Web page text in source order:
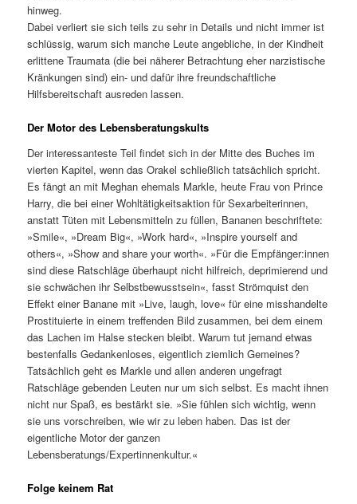
hinweg.
Dabei verliert sie sich teils zu sehr in Details und nicht immer ist
schlüssig, warum sich manche Leute angebliche, in der Kindheit
erlittene Traumata (die bei näherer Betrachtung eher narzistische
Kränkungen sind) ein- und dafür ihre freundschaftliche
Hilfsbereitschaft ausreden lassen.
Der Motor des Lebensberatungskults
Der interessanteste Teil findet sich in der Mitte des Buches im
vierten Kapitel, wenn das Orakel schließlich tatsächlich spricht.
Es fängt an mit Meghan ehemals Markle, heute Frau von Prince
Harry, die bei einer Wohltätigkeitsaktion für Sexarbeiterinnen,
anstatt Tüten mit Lebensmitteln zu füllen, Bananen beschriftete:
»Smile«, »Dream Big«, »Work hard«, »Inspire yourself and
others«, »Show and share your worth«. »Für die Empfänger:innen
sind diese Ratschläge überhaupt nicht hilfreich, deprimierend und
sie schwächen ihr Selbstbewusstsein«, fasst Strömquist den
Effekt einer Banane mit »Live, laugh, love« für eine misshandelte
Prostituierte in einem treffenden Bild zusammen, bei dem einem
das Lachen im Halse stecken bleibt. Warum tut jemand etwas
bestenfalls Gedankenloses, eigentlich ziemlich Gemeines?
Tatsächlich geht es Markle und allen anderen ungefragt
Ratschläge gebenden Leuten nur um sich selbst. Es macht ihnen
nicht nur Spaß, es bestärkt sie. »Sie fühlen sich wichtig, wenn
sie uns vorschreiben, wie wir zu leben haben. Das ist der
eigentliche Motor der ganzen
Lebensberatungs/Expertinnenkultur.«
Folge keinem Rat